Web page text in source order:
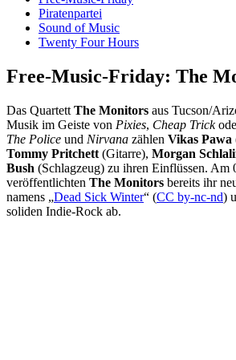
Piratenpartei
Sound of Music
Twenty Four Hours
Free-Music-Friday: The
Das Quartett The Monitors aus Tucson/
Musik im Geiste von Pixies, Cheap Trick
The Police und Nirvana zählen Vikas Pawa
Tommy Pritchett (Gitarre), Morgan
Bush (Schlagzeug) zu ihren Einflüssen. Am
veröffentlichten The Monitors bereits ihr
namens „Dead Sick Winter“ (CC by-nc-nd)
soliden Indie-Rock ab.